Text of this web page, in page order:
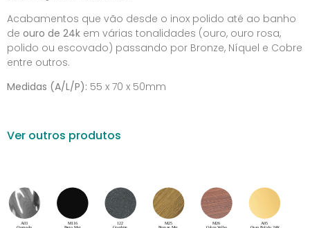
Acabamentos que vão desde o inox polido até ao banho
de ouro de 24k em várias tonalidades (ouro, ouro rosa,
polido ou escovado) passando por Bronze, Níquel e Cobre
entre outros.
Medidas (A/L/P): 55 x 70 x 50mm
Ver outros produtos